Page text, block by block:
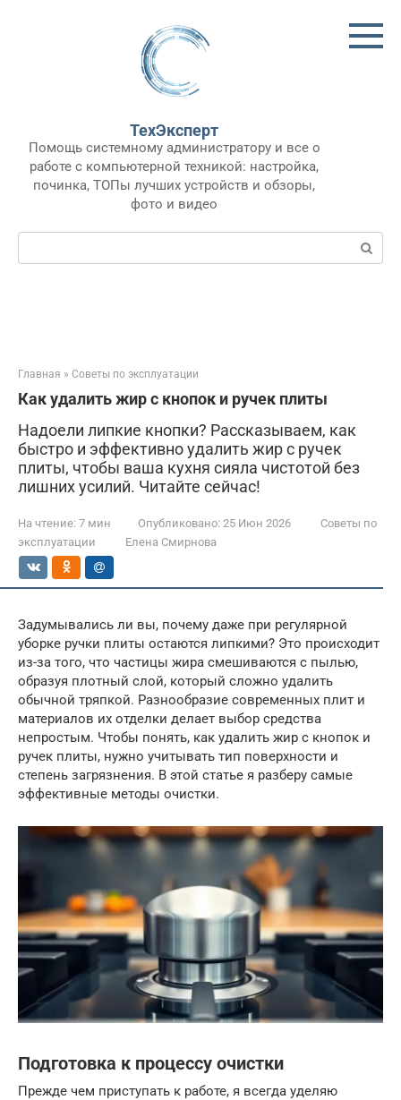
ТехЭксперт
Помощь системному администратору и все о
работе с компьютерной техникой: настройка,
починка, ТОПы лучших устройств и обзоры,
фото и видео
Поиск:
Главная » Советы по эксплуатации
Как удалить жир с кнопок и ручек плиты
Надоели липкие кнопки? Рассказываем, как
быстро и эффективно удалить жир с ручек
плиты, чтобы ваша кухня сияла чистотой без
лишних усилий. Читайте сейчас!
На чтение: 7 мин Опубликовано: 25 Июн 2026
Советы по
эксплуатации
Елена Смирнова
Задумывались ли вы, почему даже при регулярной
уборке ручки плиты остаются липкими? Это происходит
из-за того, что частицы жира смешиваются с пылью,
образуя плотный слой, который сложно удалить
обычной тряпкой. Разнообразие современных плит и
материалов их отделки делает выбор средства
непростым. Чтобы понять, как удалить жир с кнопок и
ручек плиты, нужно учитывать тип поверхности и
степень загрязнения. В этой статье я разберу самые
эффективные методы очистки.
Подготовка к процессу очистки
Прежде чем приступать к работе, я всегда уделяю